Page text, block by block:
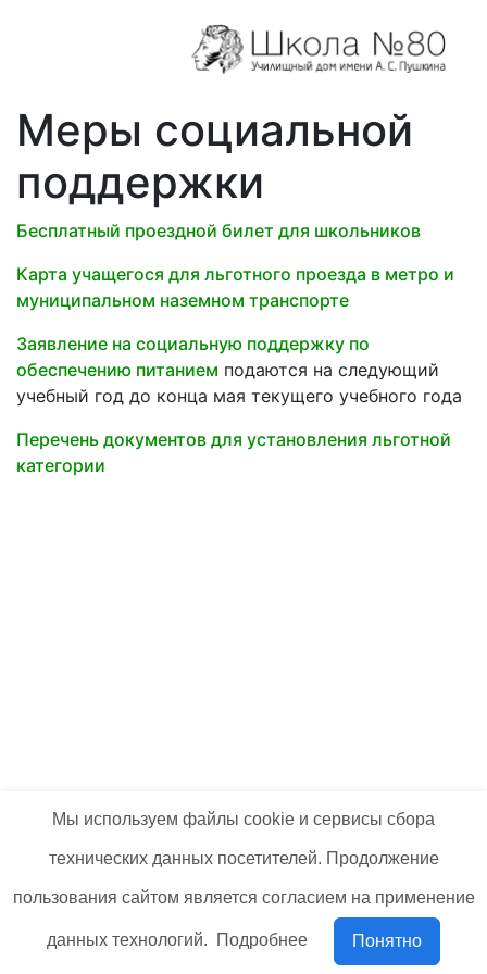
Меры социальной
поддержки
Бесплатный проездной билет для школьников
Карта учащегося для льготного проезда в метро и
муниципальном наземном транспорте
Заявление на социальную поддержку по
обеспечению питанием подаются на следующий
учебный год до конца мая текущего учебного года
Перечень документов для установления льготной
категории
Мы используем файлы cookie и сервисы сбора
технических данных посетителей. Продолжение
пользования сайтом является согласием на применение
данных технологий. Подробнее Понятно